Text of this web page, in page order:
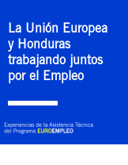
La Unión Europea
y Honduras
trabajando juntos
por el Empleo